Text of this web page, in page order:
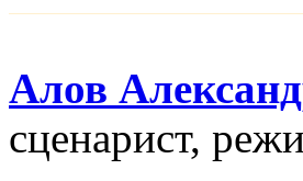
Алов
сценарист,